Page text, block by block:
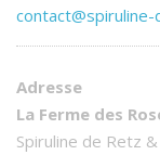
Adresse
La Ferme des
Spiruline de Retz